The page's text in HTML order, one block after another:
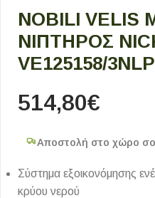
NOBILI VELIS
ΝΙΠΤΉΡΟΣ
VE125158/3NLP
514,80€
Αποστολή στο χώρο
Σύστημα εξοικονόμησης
κρύου νερού